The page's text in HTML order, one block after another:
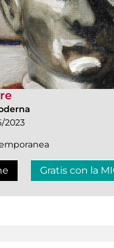
2023
Gratis con la